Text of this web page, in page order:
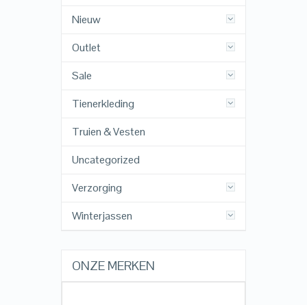
Nieuw
Outlet
Sale
Tienerkleding
Truien & Vesten
Uncategorized
Verzorging
Winterjassen
ONZE MERKEN